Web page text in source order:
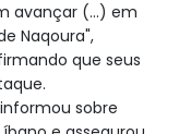
avançar (...) em
Naqoura",
que seus
sobre